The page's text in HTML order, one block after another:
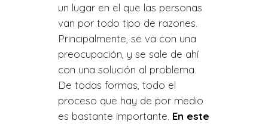
un lugar en el que las personas
van por todo tipo de razones.
Principalmente, se va con una
preocupación, y se sale de ahí
con una solución al problema.
De todas formas, todo el
proceso que hay de por medio
es bastante importante. En este